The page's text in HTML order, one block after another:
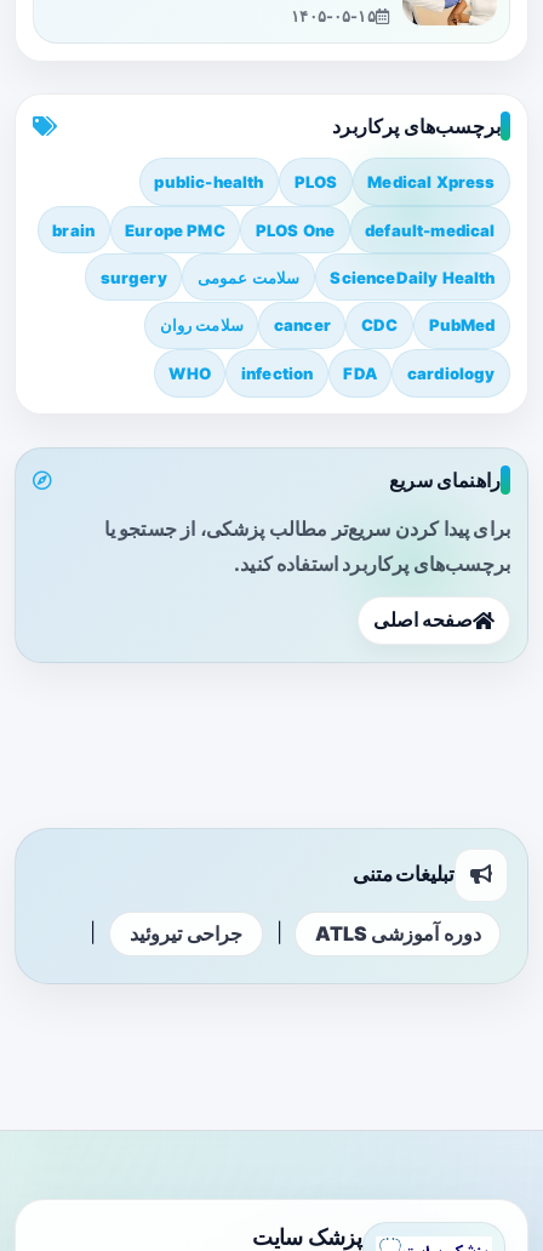
۱۴۰۵-۰۵-۱۵
برچسب‌های پرکاربرد
Medical Xpress
PLOS
public-health
default-medical
PLOS One
Europe PMC
brain
ScienceDaily Health سلامت عمومی surgery
PubMed
CDC
cancer سلامت روان
cardiology
FDA
infection
WHO
راهنمای سریع
برای پیدا کردن سریع‌تر مطالب پزشکی، از جستجو یا
برچسب‌های پرکاربرد استفاده کنید.
صفحه اصلی
تبلیغات متنی
دوره آموزشی ATLS جراحی تیروئید
پزشک سایت